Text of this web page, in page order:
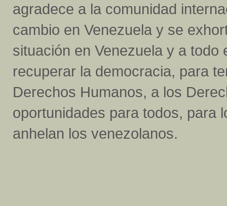
agradece a la comunidad
cambio en Venezuela y se
situación en Venezuela y a
recuperar la democracia, para
Derechos Humanos, a los
oportunidades para todos, para
anhelan los venezolanos.